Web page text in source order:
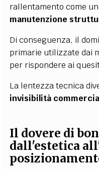
rallentamento come
manutenzione
Di conseguenza, il
primarie utilizzate dai
per rispondere ai
La lentezza tecnica
invisibilità
Il dovere di
dall'estetica